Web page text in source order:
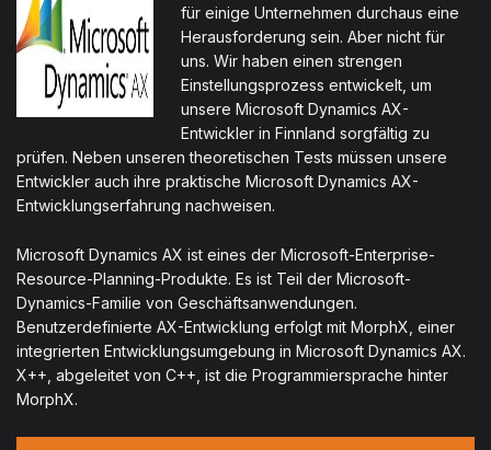
für einige Unternehmen durchaus eine
Herausforderung sein. Aber nicht für
uns. Wir haben einen strengen
Einstellungsprozess entwickelt, um
unsere Microsoft Dynamics AX-
Entwickler in Finnland sorgfältig zu
prüfen. Neben unseren theoretischen Tests müssen unsere
Entwickler auch ihre praktische Microsoft Dynamics AX-
Entwicklungserfahrung nachweisen.
Microsoft Dynamics AX ist eines der Microsoft-Enterprise-
Resource-Planning-Produkte. Es ist Teil der Microsoft-
Dynamics-Familie von Geschäftsanwendungen.
Benutzerdefinierte AX-Entwicklung erfolgt mit MorphX, einer
integrierten Entwicklungsumgebung in Microsoft Dynamics AX.
X++, abgeleitet von C++, ist die Programmiersprache hinter
MorphX.